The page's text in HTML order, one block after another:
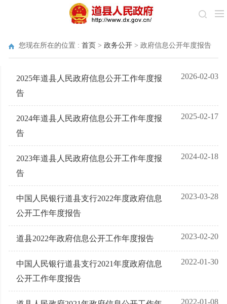
您现在所在的位置 : 首页 > 政务公开 > 政府信息公开年度报告
2025年道县人民政府信息公开工作年度报
告
2026-02-03
2024年道县人民政府信息公开工作年度报
告
2025-02-17
2023年道县人民政府信息公开工作年度报
告
2024-02-18
中国人民银行道县支行2022年度政府信息
公开工作年度报告
2023-03-28
道县2022年政府信息公开工作年度报告 2023-02-20
中国人民银行道县支行2021年度政府信息
公开工作年度报告
2022-01-30
2022-01-08